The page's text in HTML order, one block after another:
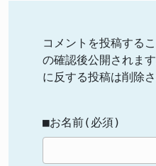
コメントを投稿する
の確認後公開されま
に反する投稿は削除さ
■お名前(必須)